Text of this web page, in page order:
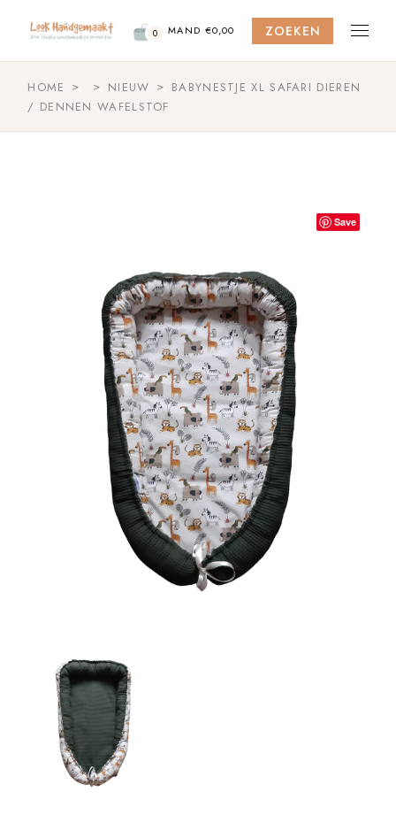
content
0 MAND €0,00 ZOEKEN
HOME NIEUW
BABYNESTJE XL SAFARI DIEREN
/ DENNEN WAFELSTOF
Save